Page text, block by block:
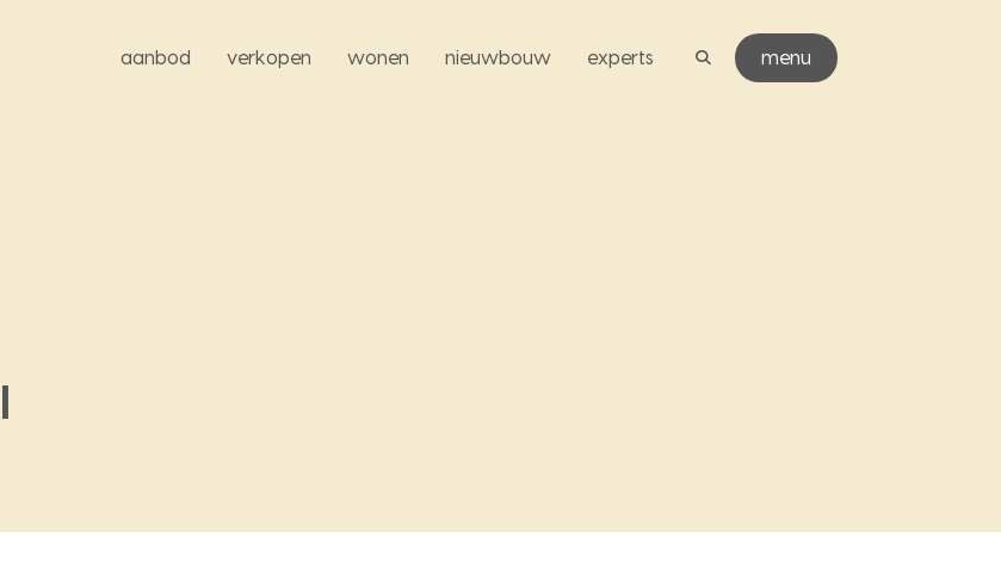
aanbod verkopen wonen nieuwbouw experts menu